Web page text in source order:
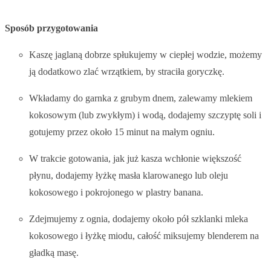
Sposób przygotowania
Kaszę jaglaną dobrze spłukujemy w ciepłej wodzie, możemy
ją dodatkowo zlać wrzątkiem, by straciła goryczkę.
Wkładamy do garnka z grubym dnem, zalewamy mlekiem
kokosowym (lub zwykłym) i wodą, dodajemy szczyptę soli i
gotujemy przez około 15 minut na małym ogniu.
W trakcie gotowania, jak już kasza wchłonie większość
płynu, dodajemy łyżkę masła klarowanego lub oleju
kokosowego i pokrojonego w plastry banana.
Zdejmujemy z ognia, dodajemy około pół szklanki mleka
kokosowego i łyżkę miodu, całość miksujemy blenderem na
gładką masę.